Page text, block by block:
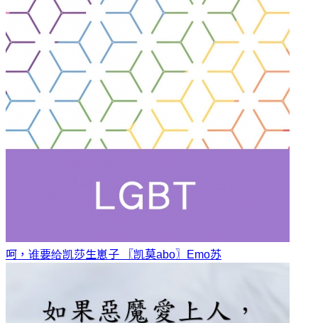
呵，谁要给凯莎生崽子 〖凯莫abo〗 Emo苏